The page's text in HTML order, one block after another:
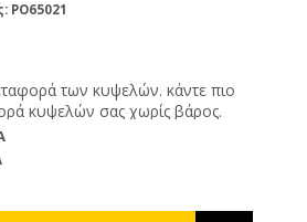
PO65021
των κυψελών. κάντε πιο
κυψελών σας χωρίς βάρος.